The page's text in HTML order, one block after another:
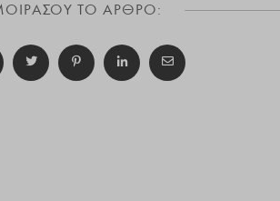
ΤΟ ΑΡΘΡΟ: